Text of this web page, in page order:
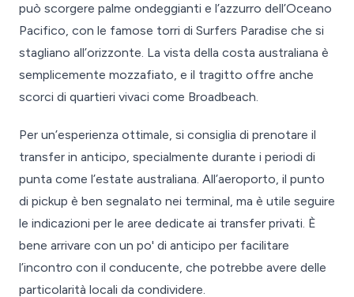
può scorgere palme ondeggianti e l’azzurro dell’Oceano
Pacifico, con le famose torri di Surfers Paradise che si
stagliano all’orizzonte. La vista della costa australiana è
semplicemente mozzafiato, e il tragitto offre anche
scorci di quartieri vivaci come Broadbeach.
Per un’esperienza ottimale, si consiglia di prenotare il
transfer in anticipo, specialmente durante i periodi di
punta come l’estate australiana. All’aeroporto, il punto
di pickup è ben segnalato nei terminal, ma è utile seguire
le indicazioni per le aree dedicate ai transfer privati. È
bene arrivare con un po' di anticipo per facilitare
l’incontro con il conducente, che potrebbe avere delle
particolarità locali da condividere.